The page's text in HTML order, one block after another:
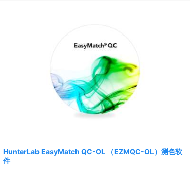
HunterLab Aeros (ARS) 色差仪-测色仪
HunterLab EasyMatch QC-OL （EZMQC-OL）测色软
件